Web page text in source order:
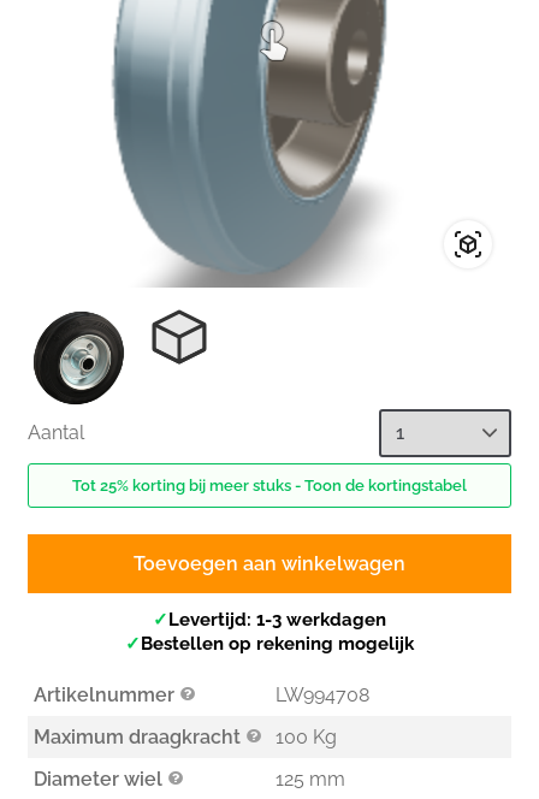
Aantal
Tot 25% korting bij meer stuks - Toon de kortingstabel
Toevoegen aan winkelwagen
✓Levertijd: 1-3 werkdagen
✓Bestellen op rekening mogelijk
Artikelnummer
LW994708
Maximum draagkracht
100 Kg
Diameter wiel
125 mm